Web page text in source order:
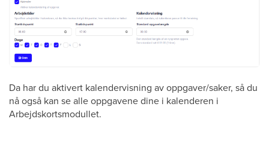
Da har du aktivert kalendervisning av oppgaver/saker, så du
nå også kan se alle oppgavene dine i kalenderen i
Arbejdskortsmodullet.